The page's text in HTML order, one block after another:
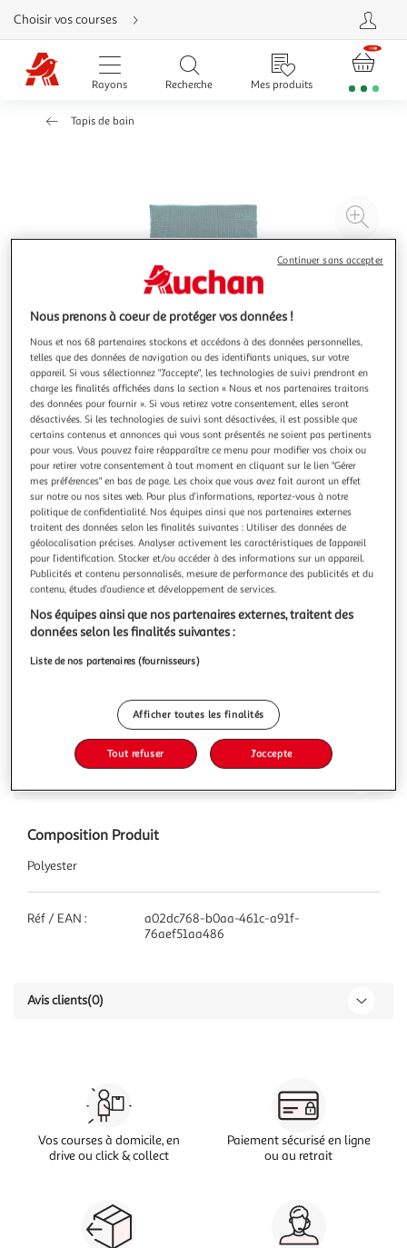
Aller
directement
au
contenu
Aller
directement
Aller
besoin
Choisir vos courses
Rayons Recherche Mes produits
Tapis de bain
à
Illustration
précédente
Illustration
suivante
FIVE
Tapis de salle de bain rectangulaire Colorama
Rendez votre sortie de douche plus agréable avec ce tapis
aussi moelleux que design.FICHE TECHNIQUE- Tapis de
salle de bain en polyester.- Grammage de 1150
gsm.CARACTERISTIQUES TECHNIQUES- Dimensions : L. 80
x P. 50 cm.- Poids : 0,48 kg.
En savoir +
Vous voulez connaître le prix de ce produit ?
Afficher le prix
Composition Produit
Polyester
Réf / EAN :
a02dc768-b0aa-461c-a91f-
76aef51aa486
Avis clients(0)
Vos courses à domicile, en
drive ou click & collect
Paiement sécurisé en ligne
ou au retrait
Nous prenons à coeur de protéger vos données !
Nous et nos 68 partenaires stockons et accédons à des données personnelles,
telles que des données de navigation ou des identifiants uniques, sur votre
appareil. Si vous sélectionnez "J'accepte", les technologies de suivi prendront en
charge les finalités affichées dans la section « Nous et nos partenaires traitons
des données pour fournir ». Si vous retirez votre consentement, elles seront
désactivées. Si les technologies de suivi sont désactivées, il est possible que
certains contenus et annonces qui vous sont présentés ne soient pas pertinents
pour vous. Vous pouvez faire réapparaître ce menu pour modifier vos choix ou
pour retirer votre consentement à tout moment en cliquant sur le lien "Gérer
mes préférences" en bas de page. Les choix que vous avez fait auront un effet
sur notre ou nos sites web. Pour plus d’informations, reportez-vous à notre
politique de confidentialité. Nos équipes ainsi que nos partenaires externes
traitent des données selon les finalités suivantes : Utiliser des données de
géolocalisation précises. Analyser activement les caractéristiques de l’appareil
pour l’identification. Stocker et/ou accéder à des informations sur un appareil.
Publicités et contenu personnalisés, mesure de performance des publicités et du
contenu, études d’audience et développement de services.
Nos équipes ainsi que nos partenaires externes, traitent des
données selon les finalités suivantes :
Liste de nos partenaires (fournisseurs)
Afficher toutes les finalités
Tout refuser J'accepte
Continuer sans accepter